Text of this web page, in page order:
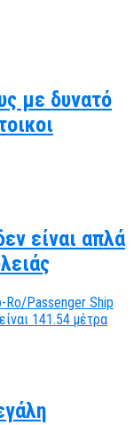
με δυνατό
είναι απλά